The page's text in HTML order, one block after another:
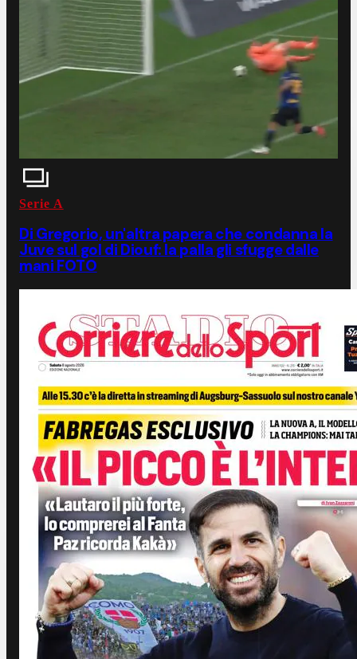
Serie A
Di Gregorio, un'altra papera che condanna la
Juve sul gol di Diouf: la palla gli sfugge dalle
mani FOTO